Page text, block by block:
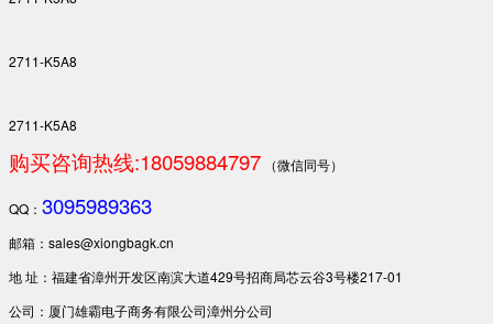
2711-K5A8
2711-K5A8
购买咨询热线:18059884797 （微信同号）
QQ： 3095989363
邮箱：sales@xiongbagk.cn
地 址：福建省漳州开发区南滨大道429号招商局芯云谷3号楼217-01
公司：厦门雄霸电子商务有限公司漳州分公司